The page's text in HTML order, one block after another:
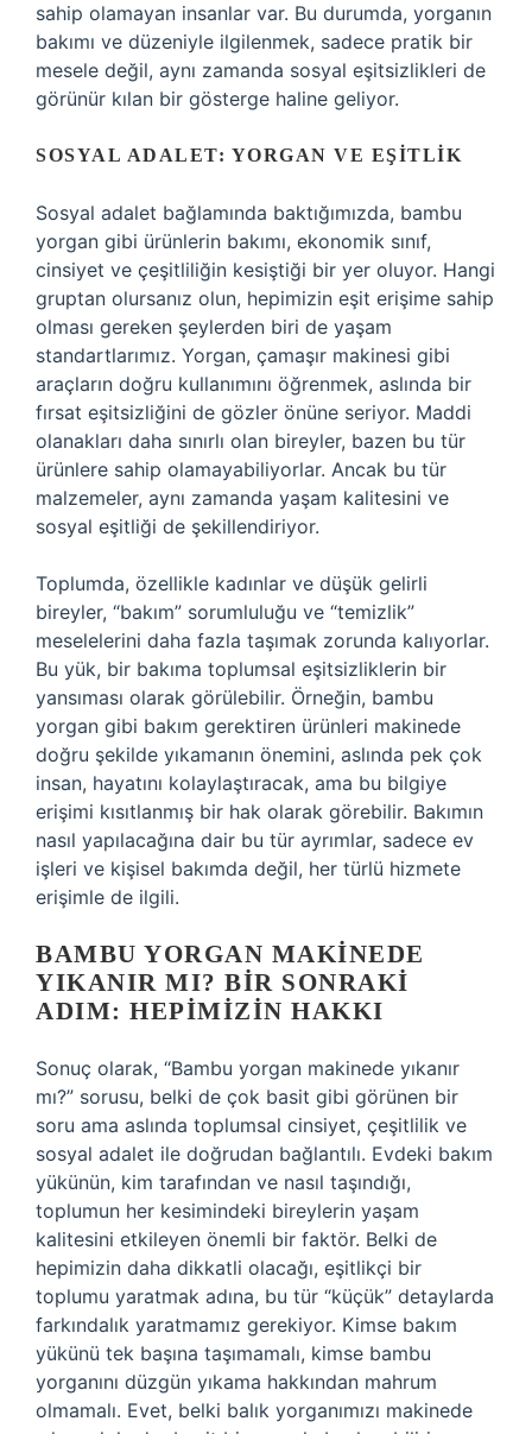
sahip olamayan insanlar var. Bu durumda, yorganın
bakımı ve düzeniyle ilgilenmek, sadece pratik bir
mesele değil, aynı zamanda sosyal eşitsizlikleri de
görünür kılan bir gösterge haline geliyor.
SOSYAL ADALET: YORGAN VE EŞITLIK
Sosyal adalet bağlamında baktığımızda, bambu
yorgan gibi ürünlerin bakımı, ekonomik sınıf,
cinsiyet ve çeşitliliğin kesiştiği bir yer oluyor. Hangi
gruptan olursanız olun, hepimizin eşit erişime sahip
olması gereken şeylerden biri de yaşam
standartlarımız. Yorgan, çamaşır makinesi gibi
araçların doğru kullanımını öğrenmek, aslında bir
fırsat eşitsizliğini de gözler önüne seriyor. Maddi
olanakları daha sınırlı olan bireyler, bazen bu tür
ürünlere sahip olamayabiliyorlar. Ancak bu tür
malzemeler, aynı zamanda yaşam kalitesini ve
sosyal eşitliği de şekillendiriyor.
Toplumda, özellikle kadınlar ve düşük gelirli
bireyler, “bakım” sorumluluğu ve “temizlik”
meselelerini daha fazla taşımak zorunda kalıyorlar.
Bu yük, bir bakıma toplumsal eşitsizliklerin bir
yansıması olarak görülebilir. Örneğin, bambu
yorgan gibi bakım gerektiren ürünleri makinede
doğru şekilde yıkamanın önemini, aslında pek çok
insan, hayatını kolaylaştıracak, ama bu bilgiye
erişimi kısıtlanmış bir hak olarak görebilir. Bakımın
nasıl yapılacağına dair bu tür ayrımlar, sadece ev
işleri ve kişisel bakımda değil, her türlü hizmete
erişimle de ilgili.
BAMBU YORGAN MAKINEDE
YIKANIR MI? BIR SONRAKI
ADIM: HEPIMIZIN HAKKI
Sonuç olarak, “Bambu yorgan makinede yıkanır
mı?” sorusu, belki de çok basit gibi görünen bir
soru ama aslında toplumsal cinsiyet, çeşitlilik ve
sosyal adalet ile doğrudan bağlantılı. Evdeki bakım
yükünün, kim tarafından ve nasıl taşındığı,
toplumun her kesimindeki bireylerin yaşam
kalitesini etkileyen önemli bir faktör. Belki de
hepimizin daha dikkatli olacağı, eşitlikçi bir
toplumu yaratmak adına, bu tür “küçük” detaylarda
farkındalık yaratmamız gerekiyor. Kimse bakım
yükünü tek başına taşımamalı, kimse bambu
yorganını düzgün yıkama hakkından mahrum
olmamalı. Evet, belki balık yorganımızı makinede